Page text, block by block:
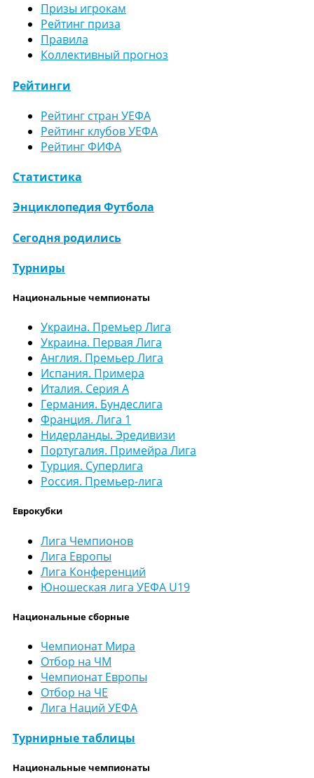
Призы игрокам
Рейтинг приза
Правила
Коллективный прогноз
Рейтинги
Рейтинг стран УЕФА
Рейтинг клубов УЕФА
Рейтинг ФИФА
Статистика
Энциклопедия Футбола
Сегодня родились
Турниры
Национальные чемпионаты
Украина. Премьер Лига
Украина. Первая Лига
Англия. Премьер Лига
Испания. Примера
Италия. Серия А
Германия. Бундеслига
Франция. Лига 1
Нидерланды. Эредивизи
Португалия. Примейра Лига
Турция. Суперлига
Россия. Премьер-лига
Еврокубки
Лига Чемпионов
Лига Европы
Лига Конференций
Юношеская лига УЕФА U19
Национальные сборные
Чемпионат Мира
Отбор на ЧМ
Чемпионат Европы
Отбор на ЧЕ
Лига Наций УЕФА
Турнирные таблицы
Национальные чемпионаты